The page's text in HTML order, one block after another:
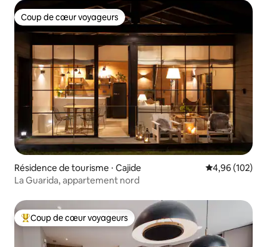
Coup de cœur voyageurs
Coup de cœur voyageurs
Résidence de tourisme ⋅ Cajide Évaluation
4,96 (102)
La Guarida, appartement nord
Coups de cœur voyageurs les plus appréciés
Coup de cœur voyageurs